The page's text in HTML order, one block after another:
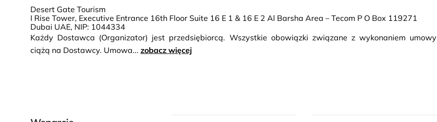
Desert Gate Tourism
I Rise Tower, Executive Entrance 16th Floor Suite 16 E 1 & 16 E 2 Al Barsha Area – Tecom P O Box 119271
Dubai UAE, NIP: 1044334
Każdy Dostawca (Organizator) jest przedsiębiorcą. Wszystkie obowiązki związane z wykonaniem umowy
ciążą na Dostawcy. Umowa... zobacz więcej